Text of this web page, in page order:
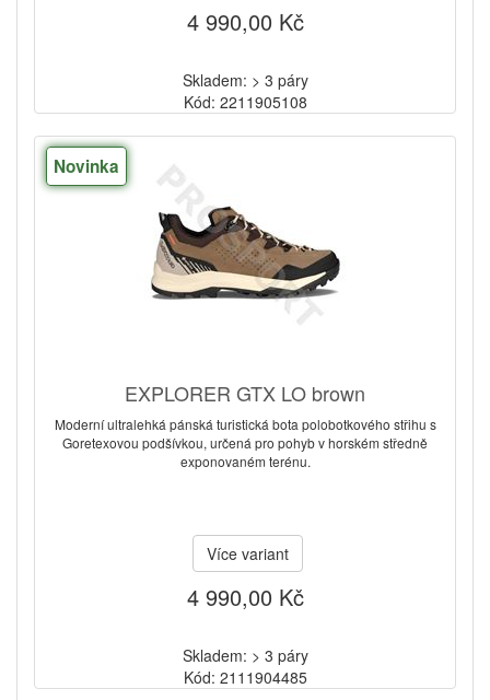
4 990,00 Kč
Skladem: > 3 páry
Kód: 2211905108
Novinka
EXPLORER GTX LO brown
Moderní ultralehká pánská turistická bota polobotkového střihu s
Goretexovou podšívkou, určená pro pohyb v horském středně
exponovaném terénu.
Více variant
4 990,00 Kč
Skladem: > 3 páry
Kód: 2111904485